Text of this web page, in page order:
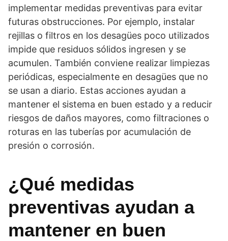
implementar medidas preventivas para evitar
futuras obstrucciones. Por ejemplo, instalar
rejillas o filtros en los desagües poco utilizados
impide que residuos sólidos ingresen y se
acumulen. También conviene realizar limpiezas
periódicas, especialmente en desagües que no
se usan a diario. Estas acciones ayudan a
mantener el sistema en buen estado y a reducir
riesgos de daños mayores, como filtraciones o
roturas en las tuberías por acumulación de
presión o corrosión.
¿Qué medidas
preventivas ayudan a
mantener en buen